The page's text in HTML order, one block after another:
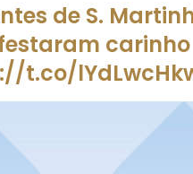
de S.
carinho
t.co/